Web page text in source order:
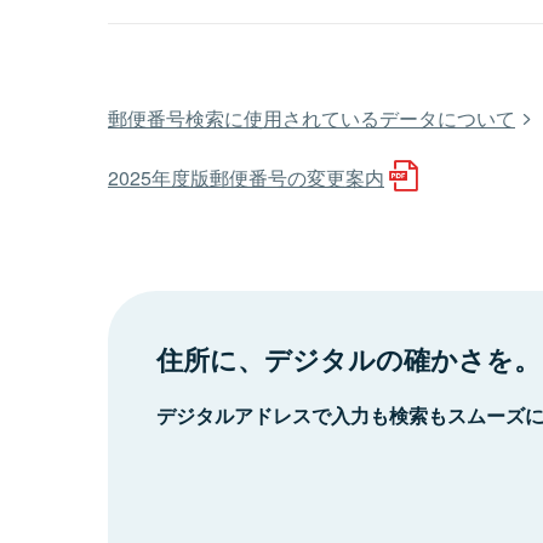
郵便番号検索に使用されているデータについて
2025年度版郵便番号の変更案内
住所に、デジタルの確かさを。
デジタルアドレスで入力も検索もスムーズ